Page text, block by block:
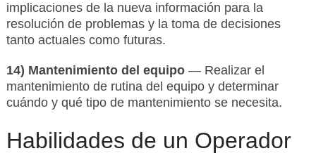
implicaciones de la nueva información para la
resolución de problemas y la toma de decisiones
tanto actuales como futuras.
14) Mantenimiento del equipo— Realizar el
mantenimiento de rutina del equipo y determinar
cuándo y qué tipo de mantenimiento se necesita.
Habilidades de un Operador